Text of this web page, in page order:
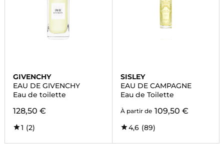
GIVENCHY
EAU DE GIVENCHY
Eau de toilette
128,50 €
1 (2)
SISLEY
EAU DE CAMPAGNE
Eau de Toilette
À partir de 109,50 €
4,6 (89)